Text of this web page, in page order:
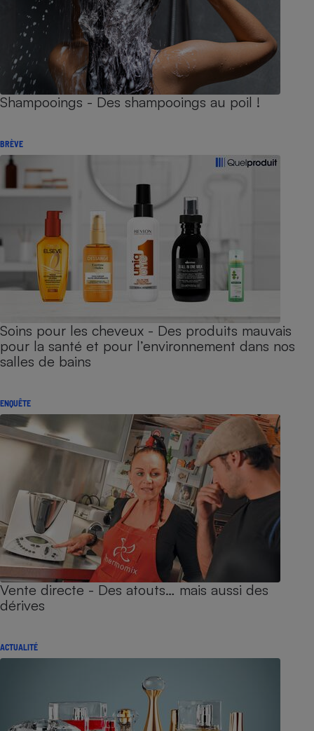
Shampooings - Des shampooings au poil !
BRÈVE
Soins pour les cheveux - Des produits mauvais
pour la santé et pour l’environnement dans nos
salles de bains
ENQUÊTE
Vente directe - Des atouts… mais aussi des
dérives
ACTUALITÉ